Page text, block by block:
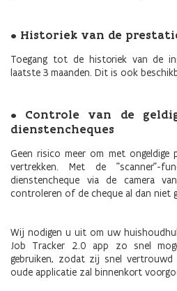
• Historiek van de
Toegang tot de historiek van de
laatste 3 maanden. Dit is ook
• Controle van de
dienstencheques
Geen risico meer om met ongeldige
vertrekken. Met de "scanner"-
dienstencheque via de camera
controleren of de cheque al dan niet
Wij nodigen u uit om uw
Job Tracker 2.0 app zo snel
gebruiken, zodat zij snel vertrouwd
oude applicatie zal binnenkort